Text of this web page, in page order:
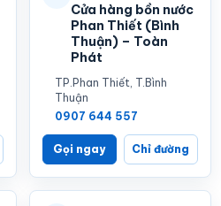
Cửa hàng bồn nước
Phan Thiết (Bình
Thuận) – Toàn
Phát
TP.Phan Thiết, T.Bình
Thuận
0907 644 557
Gọi ngay Chỉ đường